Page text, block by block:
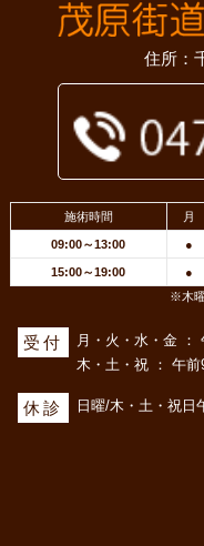
住所：
施術時間 月
09:00～13:00 ●
15:00～19:00 ●
※木
受付
月・火・水・金 ：
木・土・祝 ： 午
休診 日曜/木・土・祝日